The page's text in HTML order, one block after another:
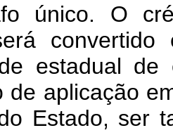
único. O
convertido
estadual
de aplicação
Estado, ser